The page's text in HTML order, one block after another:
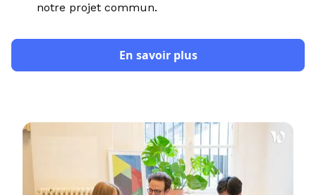
notre projet commun.
En savoir plus